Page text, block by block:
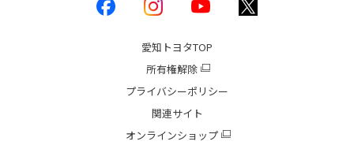
愛知トヨタTOP
所有権解除
プライバシーポリシー
関連サイト
オンラインショップ